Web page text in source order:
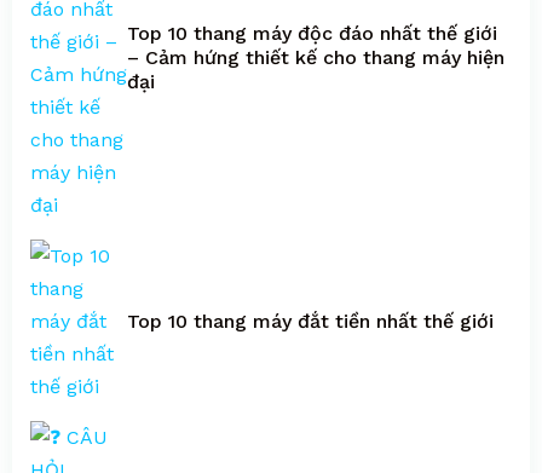
sử
dụng
của
chúng.
Tuy
nhiên
những
chiếc
thang
máy
đắt
tiền
về
Top 10 thang máy độc đáo nhất thế giới
– Cảm hứng thiết kế cho thang máy hiện
đại
Top 10 thang máy đắt tiền nhất thế giới